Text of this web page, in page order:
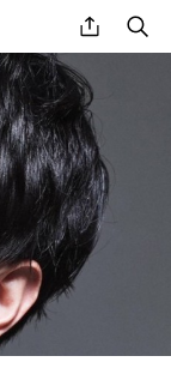
share